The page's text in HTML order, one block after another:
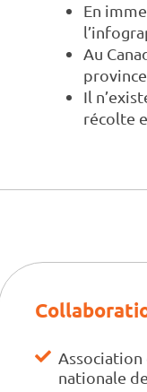
En
Au
Il
récolte
Association
nationale